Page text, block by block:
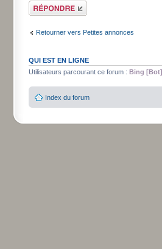
Répondre
Retourner vers Petites annonces
QUI EST EN LIGNE
Utilisateurs parcourant ce forum : Bing [Bot]
Index du forum